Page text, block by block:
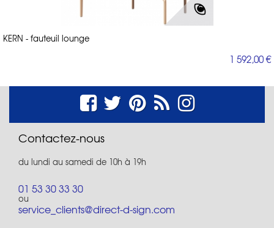
KERN - fauteuil lounge
1 592,00 €
Contactez-nous
du lundi au samedi de 10h à 19h
01 53 30 33 30
ou
service_clients@direct-d-sign.com